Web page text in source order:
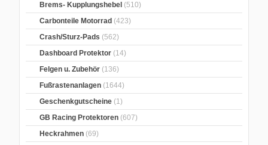
Brems- Kupplungshebel (510)
Carbonteile Motorrad (423)
Crash/Sturz-Pads (562)
Dashboard Protektor (14)
Felgen u. Zubehör (136)
Fußrastenanlagen (1644)
Geschenkgutscheine (1)
GB Racing Protektoren (607)
Heckrahmen (69)